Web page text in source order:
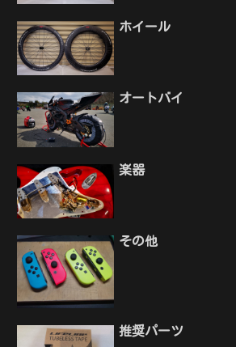
ホイール
オートバイ
楽器
その他
推奨パーツ